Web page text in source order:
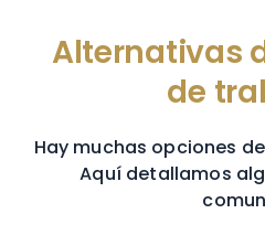
Alternativas
de
Hay muchas opciones
Aquí detallamos